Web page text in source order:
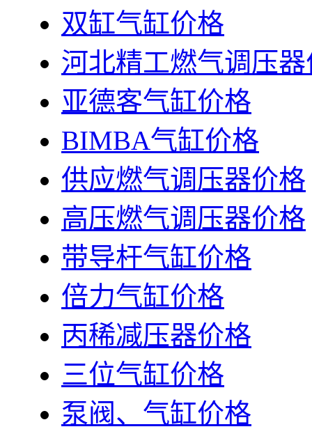
双缸气缸价格
河北精工燃气调压
亚德客气缸价格
BIMBA气缸价格
供应燃气调压器价格
高压燃气调压器价格
带导杆气缸价格
倍力气缸价格
丙稀减压器价格
三位气缸价格
泵阀、气缸价格